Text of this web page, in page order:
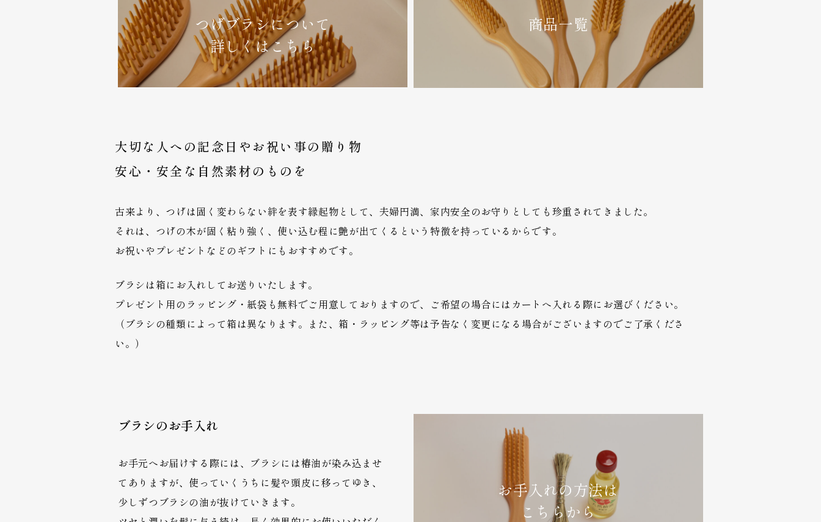
つげブラシについて
詳しくはこちら
商品一覧
大切な人への記念日やお祝い事の贈り物
安心・安全な自然素材のものを
古来より、つげは固く変わらない絆を表す縁起物として、夫婦円満、家内安全のお守りとしても珍重されてきました。
それは、つげの木が固く粘り強く、使い込む程に艶が出てくるという特徴を持っているからです。
お祝いやプレゼントなどのギフトにもおすすめです。
ブラシは箱にお入れしてお送りいたします。
プレゼント用のラッピング・紙袋も無料でご用意しておりますので、ご希望の場合にはカートへ入れる際にお選びください。
（ブラシの種類によって箱は異なります。また、箱・ラッピング等は予告なく変更になる場合がございますのでご了承くださ
い。）
ブラシのお手入れ
お手元へお届けする際には、ブラシには椿油が染み込ませ
てありますが、使っていくうちに髪や頭皮に移ってゆき、
少しずつブラシの油が抜けていきます。
お手入れの方法は
こちらから